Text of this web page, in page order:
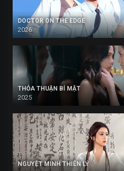
DOCTOR ON THE EDGE
2026
THỎA THUẬN BÍ MẬT
2025
NGUYỆT MINH THIÊN LÝ